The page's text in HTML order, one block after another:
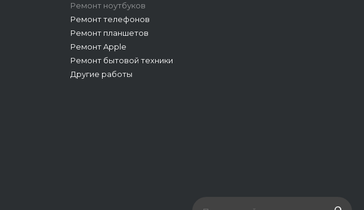
Ремонт ноутбуков
Ремонт телефонов
Ремонт планшетов
Ремонт Apple
Ремонт бытовой техники
Другие работы